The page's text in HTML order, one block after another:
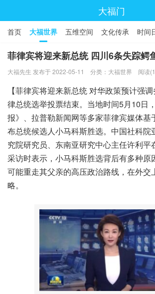
大福门
首页 大福世界 五维空间 文化传承 时间
菲律宾将迎来新总统 四川6条失踪鳄
大福先生 发布于 2022-05-11 分类： 大福世界 阅读
【菲律宾将迎来新总统 对华政策预计强
律总统选举投票结束。当地时间5月10日
报》、拉普勒新闻网等多家菲律宾媒体基
布总统候选人小马科斯胜选。中国社科院
究院研究员、东南亚研究中心主任许利平
采访时表示，小马科斯胜选背后有多种原
可能重走其父亲的高压政治路线，在外交
略。